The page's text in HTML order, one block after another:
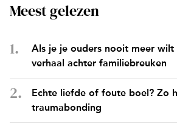
Meest gelezen
Als je je ouders nooit meer
verhaal achter familiebreuken
Echte liefde of foute boel? Zo
traumabonding